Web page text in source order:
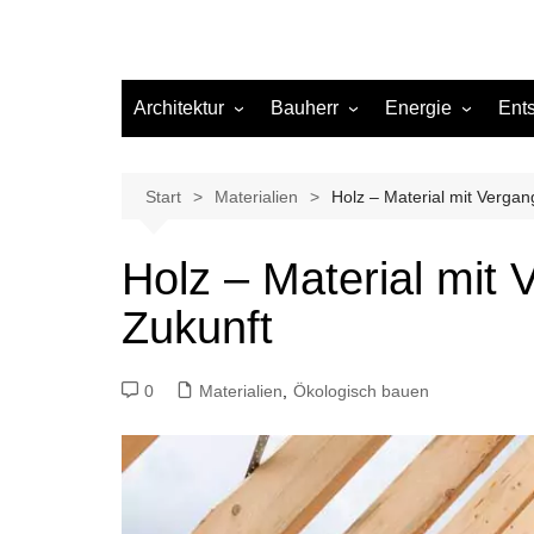
Architektur Bauherr
Beleuchtung
Materialien
Sanierung
Hygiene
Energie
Gas
Start Materialien Holz – Material mit
Holz – Material mit
Zukunft
0 Materialien Ökologisch bauen